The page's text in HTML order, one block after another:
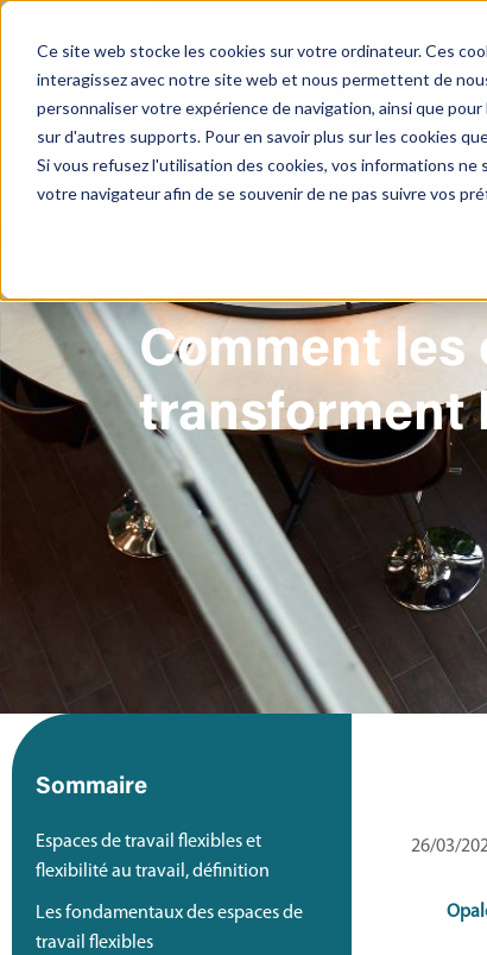
Ce site web stocke les cookies sur votre ordinateur. Ces
interagissez avec notre site web et nous permettent de
personnaliser votre expérience de navigation, ainsi que
sur d'autres supports. Pour en savoir plus sur les cookies
Si vous refusez l'utilisation des cookies, vos informations
votre navigateur afin de se souvenir de ne pas suivre vos
Comment les
transforment
Sommaire
Espaces de travail flexibles et
flexibilité au travail, définition
Les fondamentaux des espaces de
travail flexibles
26/03/